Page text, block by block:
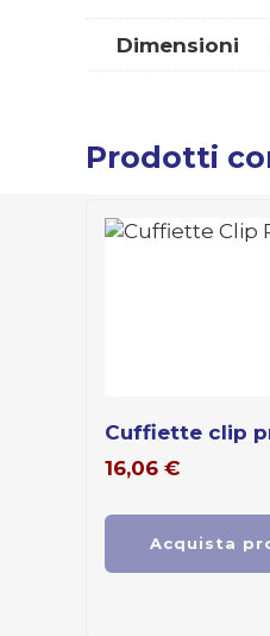
Dimensioni
Prodotti
cuffiette clip
16,06 €
Acquista